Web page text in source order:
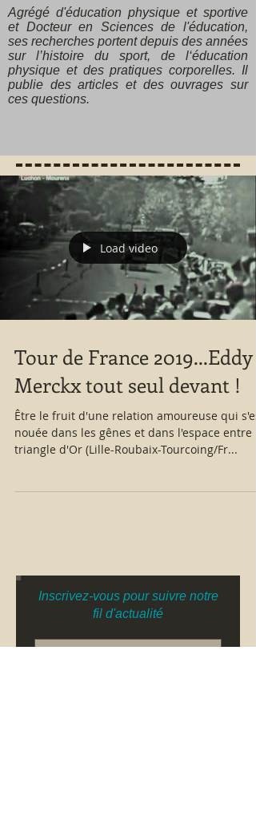
Agrégé d'éducation physique et sportive
et Docteur en Sciences de l'éducation,
ses recherches portent depuis des années
sur l’histoire du sport, de l‘éducation
physique et des pratiques corporelles. Il
publie des articles et des ouvrages sur
ces questions.
Load video
Tour de France 2019...Eddy
Merckx tout seul devant !
Être le fruit d'une relation amoureuse qui
nouée dans les gênes et dans l'espace entre
triangle d'Or (Lille-Roubaix-Tourcoing/Fr...
Inscrivez-vous pour suivre notre
fil d'actualité